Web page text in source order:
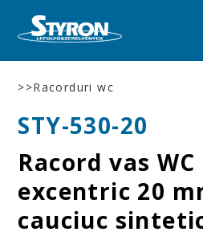
>>Racorduri wc
STY-530-20
Racord vas WC
excentric 20
cauciuc